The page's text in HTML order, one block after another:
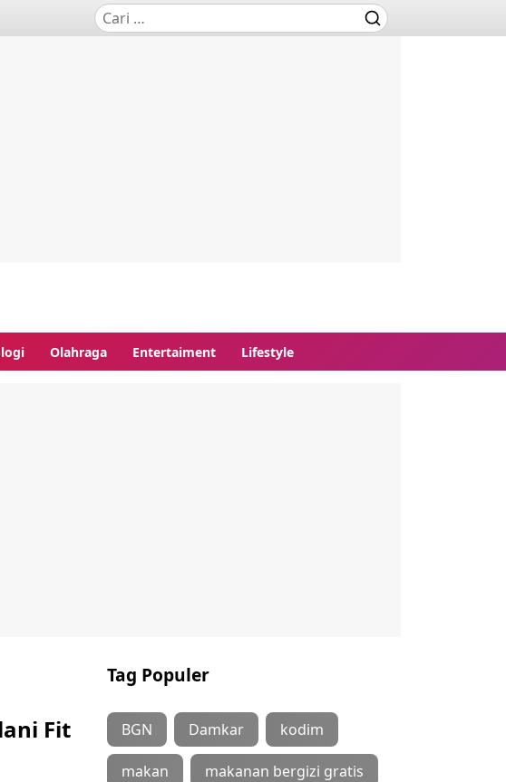
Olahraga Entertaiment Lifestyle
Fit
Tag Populer
BGN Damkar kodim
makan makanan bergizi gratis